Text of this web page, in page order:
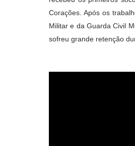
Corações. Após os
Militar e da Guarda Civil
sofreu grande retenção